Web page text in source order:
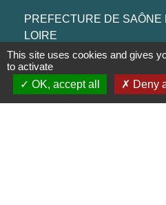
PREFECTURE DE SAÔNE
LOIRE
RÉGION BOURGOGNE-
FRANCHE-COMTE
CONSEIL
This site uses cookies and gives
to activate
OK, accept all
Deny